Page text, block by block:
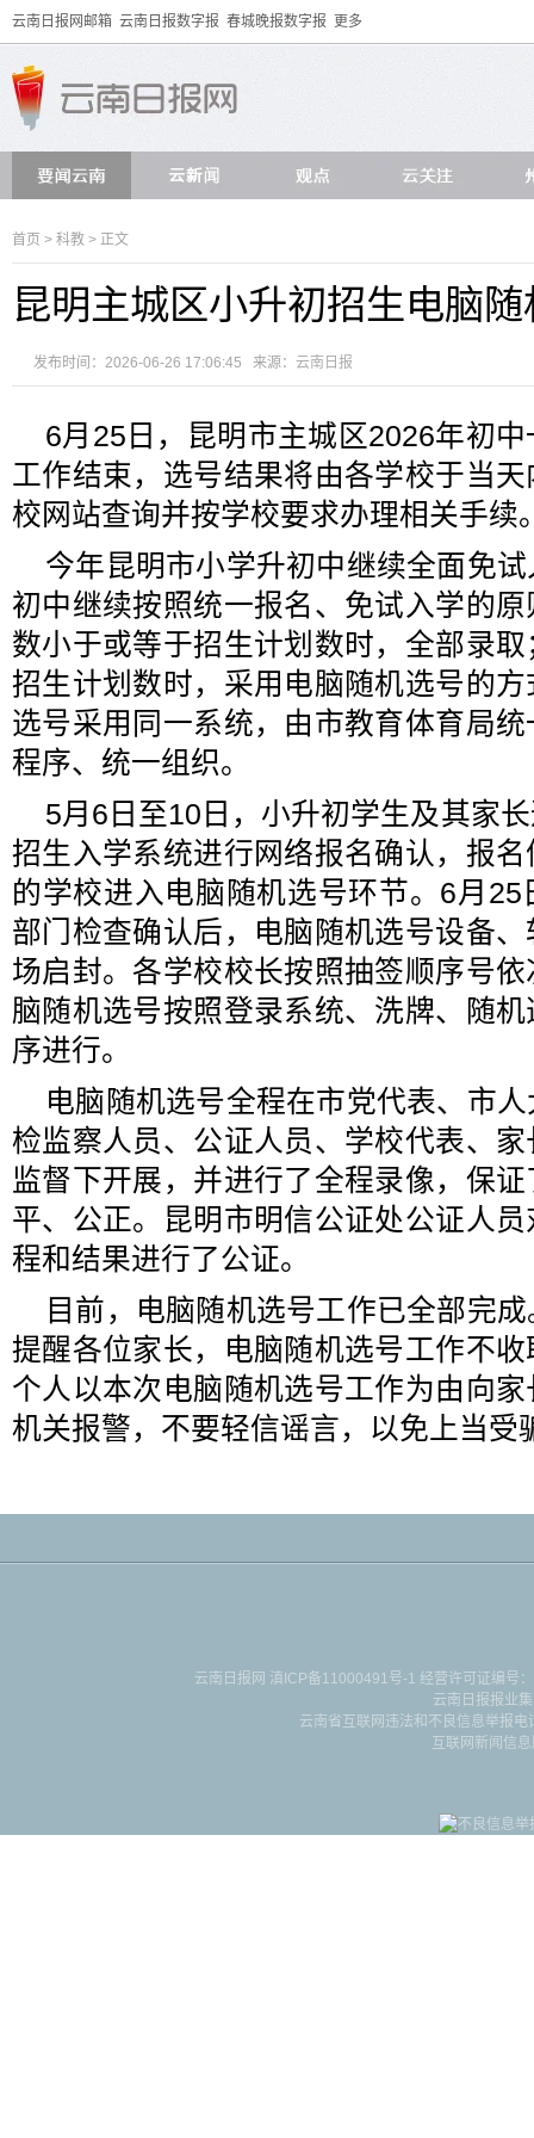
云南日报网邮箱 云南日报数字报 春城晚报数字报 更多
首页 > 科教 > 正文
昆明主城区小升初招生电脑
发布时间：2026-06-26 17:06:45 来源： 云南日报
6月25日，昆明市主城区2026年初
工作结束，选号结果将由各学校于当
校网站查询并按学校要求办理相关手续
今年昆明市小学升初中继续全面免
初中继续按照统一报名、免试入学的
数小于或等于招生计划数时，全部录
招生计划数时，采用电脑随机选号的
选号采用同一系统，由市教育体育局
程序、统一组织。
5月6日至10日，小升初学生及其家
招生入学系统进行网络报名确认，报
的学校进入电脑随机选号环节。6月
部门检查确认后，电脑随机选号设备
场启封。各学校校长按照抽签顺序号
脑随机选号按照登录系统、洗牌、随
序进行。
电脑随机选号全程在市党代表、市
检监察人员、公证人员、学校代表、
监督下开展，并进行了全程录像，保
平、公正。昆明市明信公证处公证人
程和结果进行了公证。
目前，电脑随机选号工作已全部完
提醒各位家长，电脑随机选号工作不
个人以本次电脑随机选号工作为由向
机关报警，不要轻信谣言，以免上当
云南日报网 滇ICP备11000491号-1 经营许可证编号
云南日报报业
云南省互联网违法和不良信息举报
互联网新闻信